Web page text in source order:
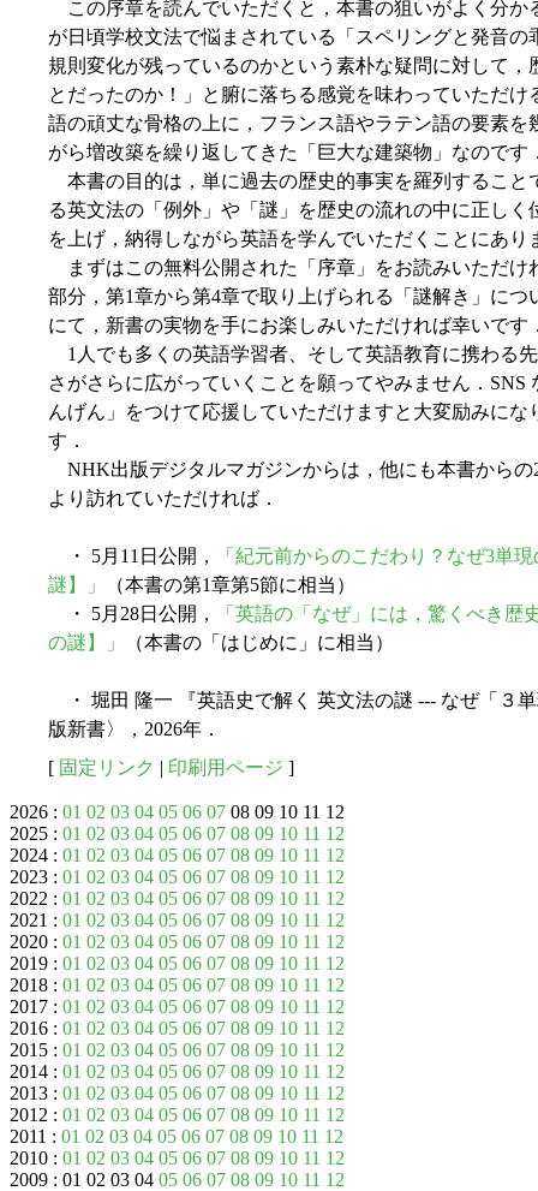
この序章を読んでいただくと，本書の狙いがよく分か
が日頃学校文法で悩まされている「スペリングと発音
規則変化が残っているのかという素朴な疑問に対して
とだったのか！」と腑に落ちる感覚を味わっていただ
語の頑丈な骨格の上に，フランス語やラテン語の要素
がら増改築を繰り返してきた「巨大な建築物」なのです
本書の目的は，単に過去の歴史的事実を羅列すること
る英文法の「例外」や「謎」を歴史の流れの中に正し
を上げ，納得しながら英語を学んでいただくことにあり
まずはこの無料公開された「序章」をお読みいただけ
部分，第1章から第4章で取り上げられる「謎解き」に
にて，新書の実物を手にお楽しみいただければ幸いです
1人でも多くの英語学習者、そして英語教育に携わる
さがさらに広がっていくことを願ってやみません．
んげん」をつけて応援していただけますと大変励みに
す．
NHK出版デジタルマガジンからは，他にも本書から
より訪れていただければ．
・ 5月11日公開，
「紀元前からのこだわり？なぜ3単
謎】」
（本書の第1章第5節に相当）
・ 5月28日公開，
「英語の「なぜ」には，驚くべき
の謎】」
（本書の「はじめに」に相当）
・ 堀田 隆一 『英語史で解く 英文法の謎 --- なぜ「３
版新書〉，2026年．
[ 固定リンク | 印刷用ページ ]
2026 : 01 02 03 04 05 06 07 08 09 10 11 12
2025 : 01 02 03 04 05 06 07 08 09 10 11 12
2024 : 01 02 03 04 05 06 07 08 09 10 11 12
2023 : 01 02 03 04 05 06 07 08 09 10 11 12
2022 : 01 02 03 04 05 06 07 08 09 10 11 12
2021 : 01 02 03 04 05 06 07 08 09 10 11 12
2020 : 01 02 03 04 05 06 07 08 09 10 11 12
2019 : 01 02 03 04 05 06 07 08 09 10 11 12
2018 : 01 02 03 04 05 06 07 08 09 10 11 12
2017 : 01 02 03 04 05 06 07 08 09 10 11 12
2016 : 01 02 03 04 05 06 07 08 09 10 11 12
2015 : 01 02 03 04 05 06 07 08 09 10 11 12
2014 : 01 02 03 04 05 06 07 08 09 10 11 12
2013 : 01 02 03 04 05 06 07 08 09 10 11 12
2012 : 01 02 03 04 05 06 07 08 09 10 11 12
2011 : 01 02 03 04 05 06 07 08 09 10 11 12
2010 : 01 02 03 04 05 06 07 08 09 10 11 12
2009 : 01 02 03 04 05 06 07 08 09 10 11 12